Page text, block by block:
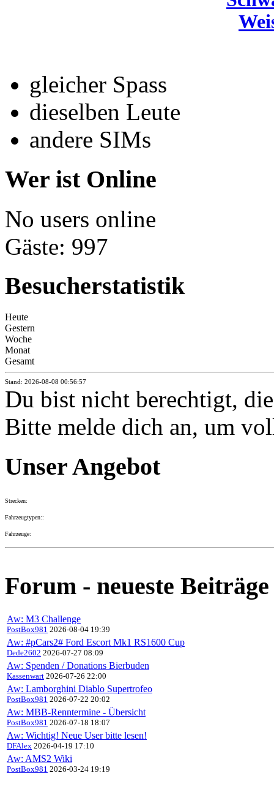
gleicher Spass
dieselben Leute
andere SIMs
Wer ist Online
No users online
Gäste: 997
Besucherstatistik
Heute
Gestern
Woche
Monat
Gesamt
Stand: 2026-08-08 00:56:57
Du bist nicht berechtigt,
Bitte melde dich an, um
Unser Angebot
Strecken:
Fahrzeugtypen::
Fahrzeuge:
Forum - neueste Beiträge
Aw: M3 Challenge
PostBox981 2026-08-04 19:39
Aw: #pCars2# Ford Escort Mk1 RS1600 Cup
Dede2602 2026-07-27 08:09
Aw: Spenden / Donations Bierbuden
Kassenwart 2026-07-26 22:00
Aw: Lamborghini Diablo Supertrofeo
PostBox981 2026-07-22 20:02
Aw: MBB-Renntermine - Übersicht
PostBox981 2026-07-18 18:07
Aw: Wichtig! Neue User bitte lesen!
DFAlex 2026-04-19 17:10
Aw: AMS2 Wiki
PostBox981 2026-03-24 19:19